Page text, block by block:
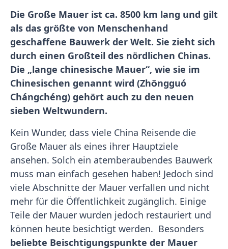
Die Große Mauer ist ca. 8500 km lang und gilt
als das größte von Menschenhand
geschaffene Bauwerk der Welt. Sie zieht sich
durch einen Großteil des nördlichen Chinas.
Die „lange chinesische Mauer“, wie sie im
Chinesischen genannt wird (Zhōngguó
Chángchéng) gehört auch zu den neuen
sieben Weltwundern.
Kein Wunder, dass viele China Reisende die
Große Mauer als eines ihrer Hauptziele
ansehen. Solch ein atemberaubendes Bauwerk
muss man einfach gesehen haben! Jedoch sind
viele Abschnitte der Mauer verfallen und nicht
mehr für die Öffentlichkeit zugänglich. Einige
Teile der Mauer wurden jedoch restauriert und
können heute besichtigt werden. Besonders
beliebte Beischtigungspunkte der Mauer